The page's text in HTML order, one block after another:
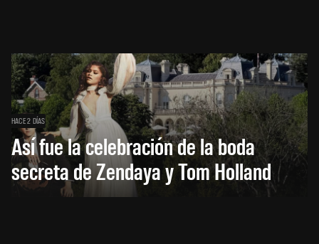
HACE 2 DÍAS
Así fue la celebración de la boda
secreta de Zendaya y Tom Holland